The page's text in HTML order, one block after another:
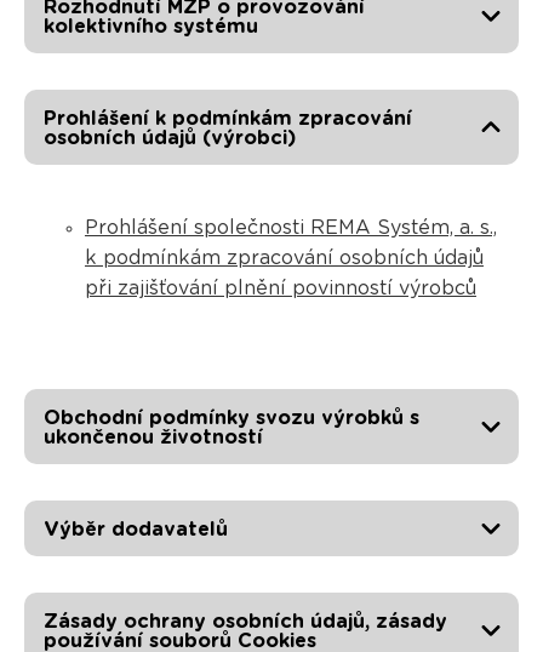
Rozhodnutí MŽP o provozování
kolektivního systému
Prohlášení k podmínkám zpracování
osobních údajů (výrobci)
Prohlášení společnosti REMA Systém, a. s.,
k podmínkám zpracování osobních údajů
při zajišťování plnění povinností výrobců
Obchodní podmínky svozu výrobků s
ukončenou životností
Výběr dodavatelů
Zásady ochrany osobních údajů, zásady
používání souborů Cookies